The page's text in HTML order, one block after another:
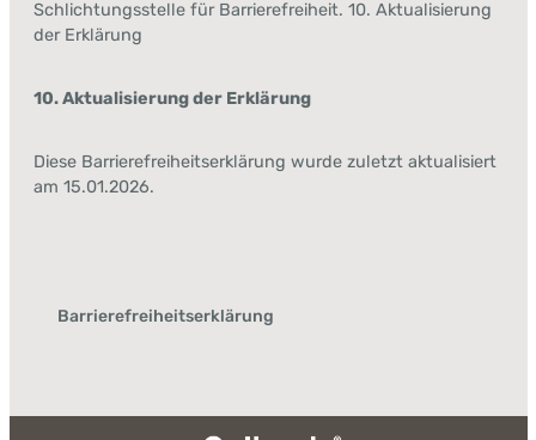
Schlichtungsstelle für Barrierefreiheit. 10. Aktualisierung
der Erklärung
10. Aktualisierung der Erklärung
Diese Barrierefreiheitserklärung wurde zuletzt aktualisiert
am 15.01.2026.
Barrierefreiheitserklärung